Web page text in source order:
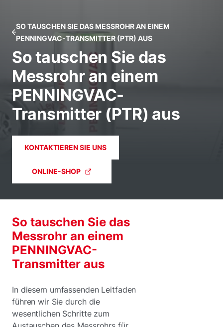
SO TAUSCHEN SIE DAS MESSROHR AN EINEM
PENNINGVAC-TRANSMITTER (PTR) AUS
So tauschen Sie das
Messrohr an einem
PENNINGVAC-
Transmitter (PTR) aus
KONTAKTIEREN SIE UNS
ONLINE-SHOP
So tauschen Sie das
Messrohr an einem
PENNINGVAC-
Transmitter aus
In diesem umfassenden Leitfaden
führen wir Sie durch die
wesentlichen Schritte zum